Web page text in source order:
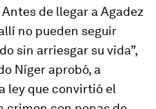
de llegar a Agadez
no pueden seguir
sin arriesgar su vida”,
Níger aprobó, a
ley que convirtió el